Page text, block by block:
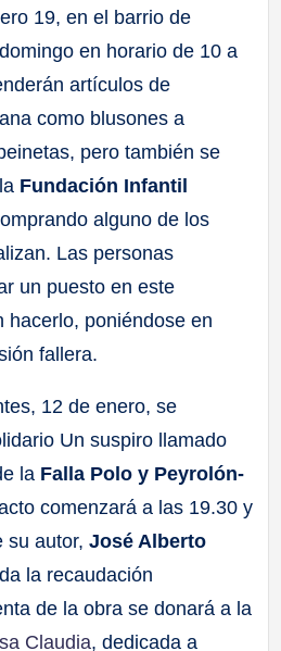
19, en el barrio de
en horario de 10 a
artículos de
como blusones a
pero también se
Fundación Infantil
alguno de los
Las personas
un puesto en este
hacerlo, poniéndose en
fallera.
12 de enero, se
Un suspiro llamado
la Falla Polo y Peyrolón-
comenzará a las 19.30 y
su autor, José Alberto
la recaudación
de la obra se donará a la
Claudia, dedicada a